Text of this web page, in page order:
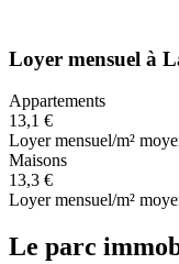
Loyer mensuel à
Appartements
13,1 €
Loyer mensuel/m²
Maisons
13,3 €
Loyer mensuel/m²
Le parc